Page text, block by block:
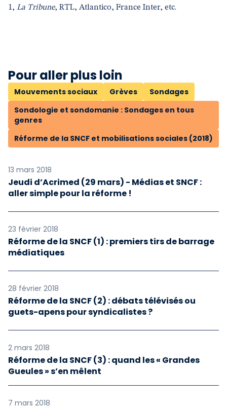
1, La Tribune, RTL, Atlantico, France Inter, etc.
Pour aller plus loin
Mouvements sociaux Grèves
Sondages
Sondologie et sondomanie : Sondages en tous
genres
Réforme de la SNCF et mobilisations sociales (2018)
13 mars 2018
Jeudi d’Acrimed (29 mars) - Médias et SNCF :
aller simple pour la réforme !
23 février 2018
Réforme de la SNCF (1) : premiers tirs de barrage
médiatiques
28 février 2018
Réforme de la SNCF (2) : débats télévisés ou
guets-apens pour syndicalistes ?
2 mars 2018
Réforme de la SNCF (3) : quand les « Grandes
Gueules » s’en mêlent
7 mars 2018